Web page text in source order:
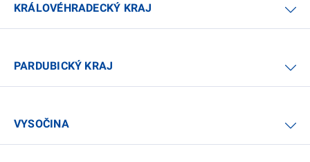
KRÁLOVÉHRADECKÝ KRAJ
PARDUBICKÝ KRAJ
VYSOČINA